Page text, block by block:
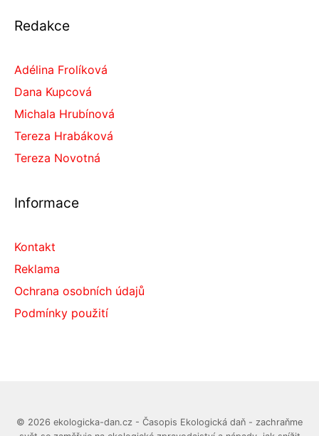
Redakce
Adélina Frolíková
Dana Kupcová
Michala Hrubínová
Tereza Hrabáková
Tereza Novotná
Informace
Kontakt
Reklama
Ochrana osobních údajů
Podmínky použití
© 2026 ekologicka-dan.cz - Časopis Ekologická daň - zachraňme